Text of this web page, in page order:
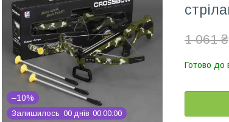
–10%
Залишилось 00 днів 00 00 00
1 061 ₴
Готово до